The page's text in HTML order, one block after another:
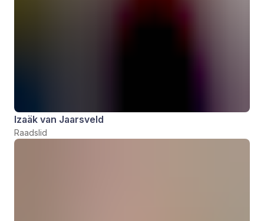
Izaäk van Jaarsveld
Raadslid